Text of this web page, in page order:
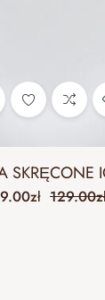
SKRĘCONE
129.00
zł